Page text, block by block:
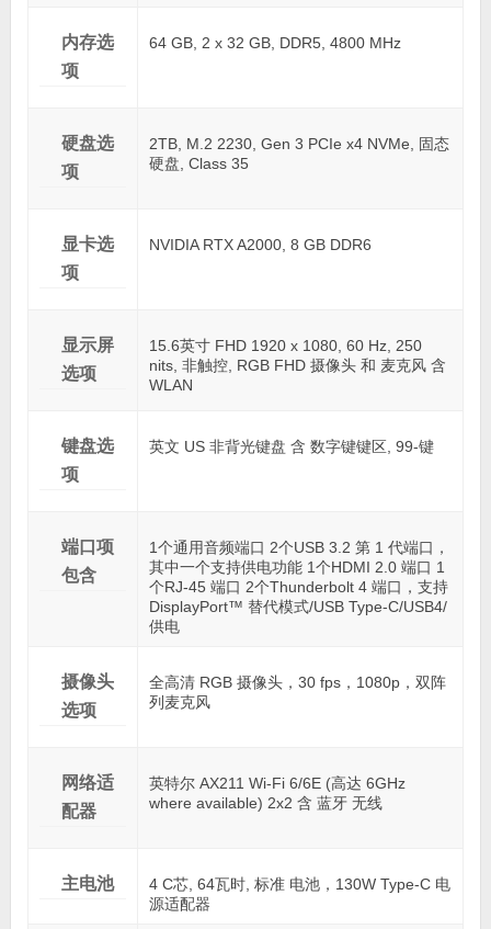
内存选
项
64 GB, 2 x 32 GB, DDR5, 4800 MHz
硬盘选
项
2TB, M.2 2230, Gen 3 PCIe x4 NVMe, 固态
硬盘, Class 35
显卡选
项
NVIDIA RTX A2000, 8 GB DDR6
显示屏
选项
15.6英寸 FHD 1920 x 1080, 60 Hz, 250
nits, 非触控, RGB FHD 摄像头 和 麦克风 含
WLAN
键盘选
项
英文 US 非背光键盘 含 数字键键区, 99-键
端口项
包含
1个通用音频端口 2个USB 3.2 第 1 代端口，
其中一个支持供电功能 1个HDMI 2.0 端口 1
个RJ-45 端口 2个Thunderbolt 4 端口，支持
DisplayPort™ 替代模式/USB Type-C/USB4/
供电
摄像头
选项
全高清 RGB 摄像头，30 fps，1080p，双阵
列麦克风
网络适
配器
英特尔 AX211 Wi-Fi 6/6E (高达 6GHz
where available) 2x2 含 蓝牙 无线
主电池
4 C芯, 64瓦时, 标准 电池，130W Type-C 电
源适配器